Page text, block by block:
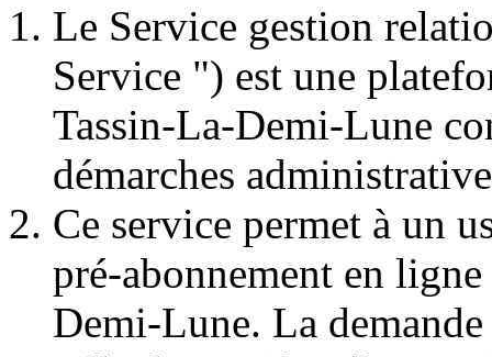
Le Service gestion
Service ") est une
Tassin-La-Demi-Lune
démarches
Ce service permet à un
pré-abonnement en
Demi-Lune. La